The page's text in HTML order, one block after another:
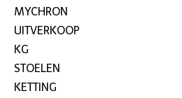
MYCHRON
UITVERKOOP
KG
STOELEN
KETTING